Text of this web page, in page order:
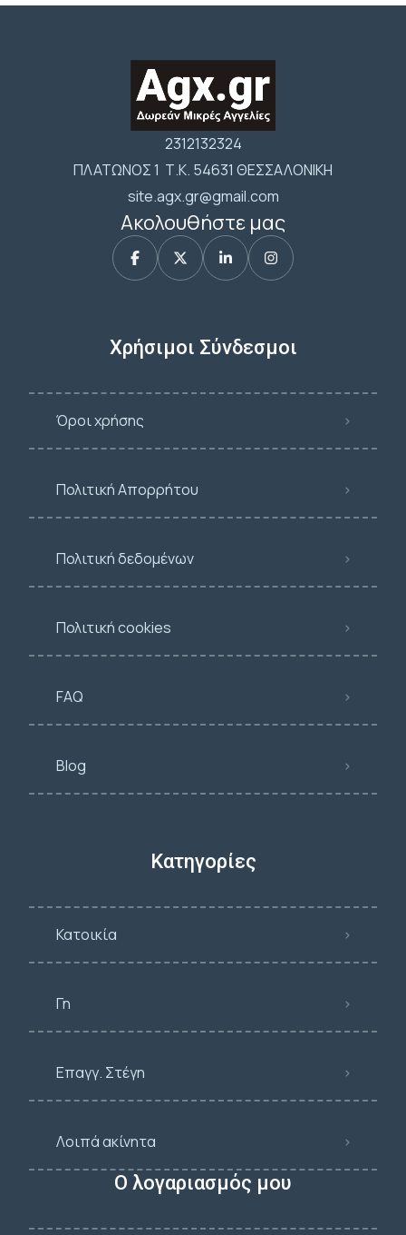
2312132324
ΠΛΑΤΩΝΟΣ 1 Τ.Κ. 54631 ΘΕΣΣΑΛΟΝΙΚΗ
site.agx.gr@gmail.com
Ακολουθήστε μας
Χρήσιμοι Σύνδεσμοι
Όροι χρήσης
Πολιτική Απορρήτου
Πολιτική δεδομένων
Πολιτική cookies
FAQ
Blog
Κατηγορίες
Κατοικία
Γη
Επαγγ. Στέγη
Λοιπά ακίνητα
Ο λογαριασμός μου